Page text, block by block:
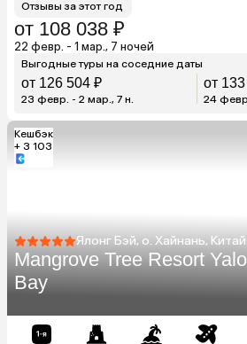
Отзывы за этот год
от 108 038 ₽
22 февр. - 1 мар., 7 ночей
Выгодные туры на соседние даты
от 126 504 ₽
23 февр. - 2 мар., 7 н.
от
24
Кешбэк
+ 3 103
Ялонг Бэй, о. Хайнань, Китай
Mangrove Tree Resort
Bay